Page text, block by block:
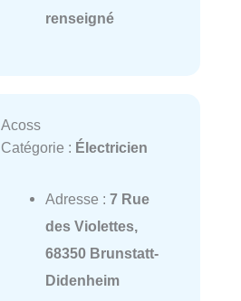
renseigné
Acoss
Catégorie : Électricien
Adresse : 7 Rue
des Violettes,
68350 Brunstatt-
Didenheim